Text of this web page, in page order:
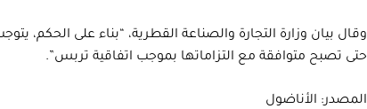
وقال بيان وزارة التجارة والصناعة القطرية، “بناء على
حتى تصبح متوافقة مع التزاماتها بموجب اتفاقية تربس”.
المصدر: الأناضول